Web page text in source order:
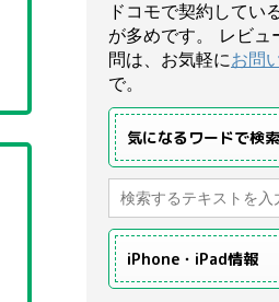
ドコモで契約してい
が多めです。 レビュ
問は、お気軽にお問
で。
気になるワードで検索
iPhone・iPad情報